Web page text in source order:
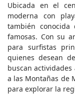
Ubicada en el
moderna con
también
famosas. Con su
para surfistas
quienes desean
buscan actividades
a las Montañas de
para explorar la